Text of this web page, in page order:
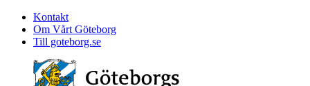
Kontakt
Om Vårt Göteborg
Till goteborg.se